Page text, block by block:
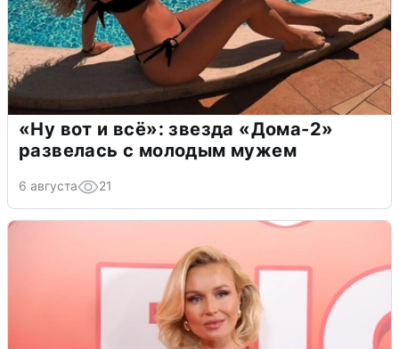
«Ну вот и всё»: звезда «Дома-2»
развелась с молодым мужем
6 августа 21